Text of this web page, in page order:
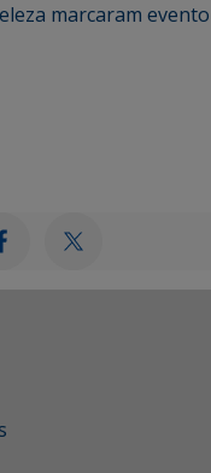
marcaram evento